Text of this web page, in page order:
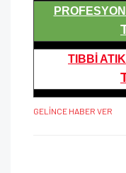
TIBBİ
GELİNCE HABER VER